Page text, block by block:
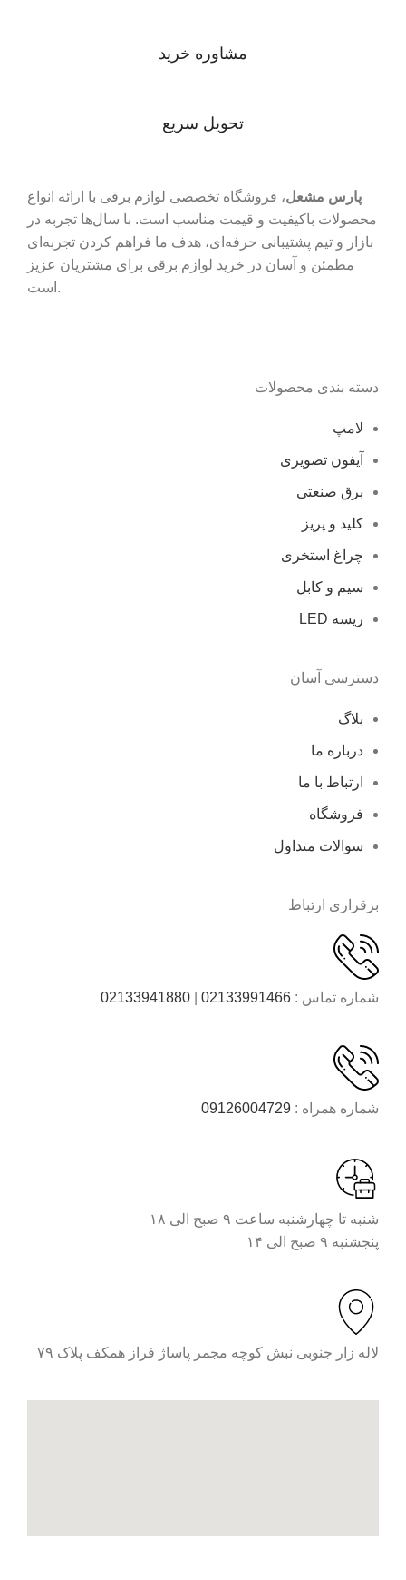
مشاوره خرید
تحویل سریع
پارس مشعل، فروشگاه تخصصی لوازم برقی با ارائه انواع
محصولات باکیفیت و قیمت مناسب است. با سال‌ها تجربه در
بازار و تیم پشتیبانی حرفه‌ای، هدف ما فراهم کردن تجربه‌ای
مطمئن و آسان در خرید لوازم برقی برای مشتریان عزیز
است.
دسته بندی محصولات
لامپ
آیفون تصویری
برق صنعتی
کلید و پریز
چراغ استخری
سیم و کابل
ریسه LED
دسترسی آسان
بلاگ
درباره ما
ارتباط با ما
فروشگاه
سوالات متداول
برقراری ارتباط
شماره تماس :02133991466
|
02133941880
شماره همراه :09126004729
شنبه تا چهارشنبه ساعت ۹ صبح الی ۱۸
پنجشنبه ۹ صبح الی ۱۴
لاله زار جنوبی نبش کوچه مجمر پاساژ فراز همکف پلاک ۷۹